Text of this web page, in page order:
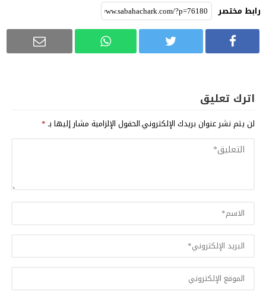
رابط مختصر
اترك تعليق
لن يتم نشر عنوان بريدك الإلكتروني.الحقول الإلزامية مشار إليها بـ*